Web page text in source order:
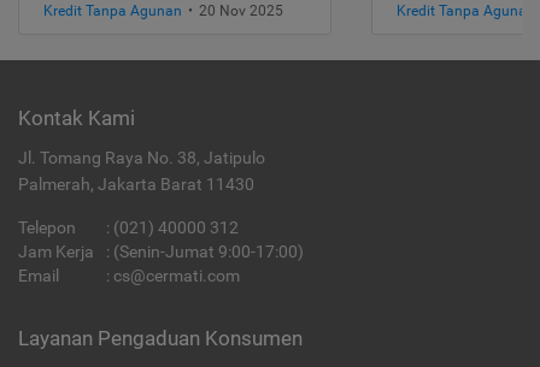
Kredit Tanpa Agunan • 20 Nov 2025 Kredit Tanpa Agunan
Kontak Kami
Jl. Tomang Raya No. 38, Jatipulo
Palmerah, Jakarta Barat 11430
Telepon : (021) 40000 312
Jam Kerja
: (Senin-Jumat 9:00-17:00)
Email
: cs@cermati.com
Layanan Pengaduan Konsumen